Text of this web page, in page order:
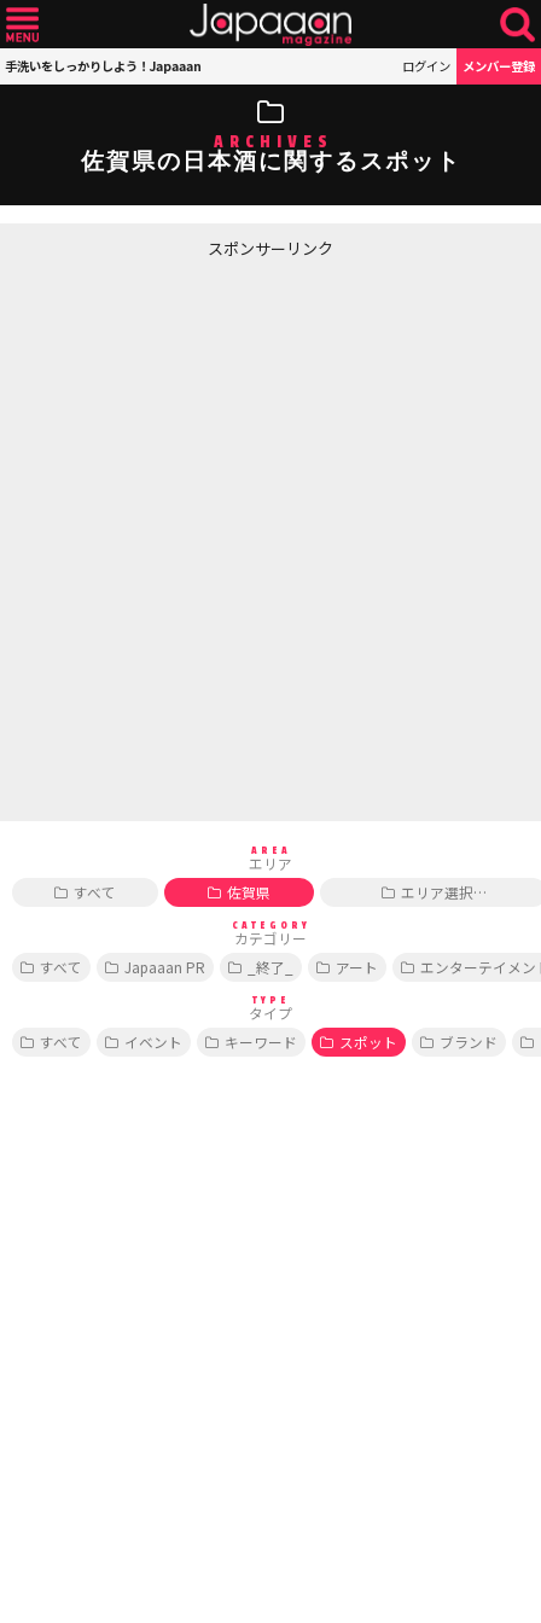
手洗いをしっかりしよう！Japaaan ログイン メンバー登録
ARCHIVES
佐賀県の日本酒に関するスポット
スポンサーリンク
AREA
エリア
すべて
佐賀県 エリア選択…
CATEGORY
カテゴリー
すべて
Japaaan PR _終了_ アート エンターテイメン
TYPE
タイプ
すべて
イベント キーワード スポット ブランド